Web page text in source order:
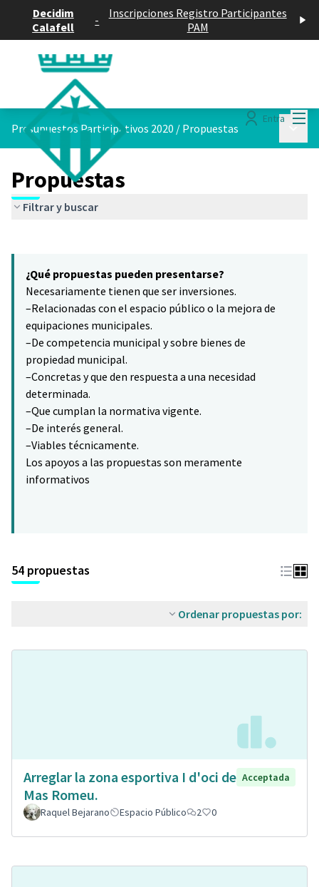
Decidim
Calafell
-
Inscripciones Registro Participantes
PAM
Entra
Presupuestos Participativos 2020 / Propuestas
Propuestas
Filtrar y buscar
−
¿Qué propuestas pueden presentarse?
Necesariamente tienen que ser inversiones.
–Relacionadas con el espacio público o la mejora de
equipaciones municipales.
–De competencia municipal y sobre bienes de
propiedad municipal.
–Concretas y que den respuesta a una necesidad
determinada.
–Que cumplan la normativa vigente.
–De interés general.
–Viables técnicamente.
Los apoyos a las propuestas son meramente
informativos
54 propuestas
Ordenar propuestas por:
Arreglar la zona esportiva I d'oci de
Mas Romeu.
Acceptada
Raquel Bejarano Espacio Público 2 0